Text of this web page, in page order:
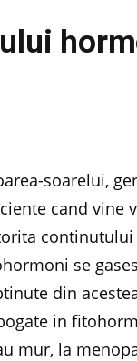
soarelui,
cand vine
se
din
in
mur, la